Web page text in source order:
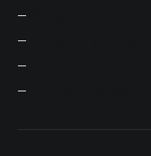
–
–
–
–